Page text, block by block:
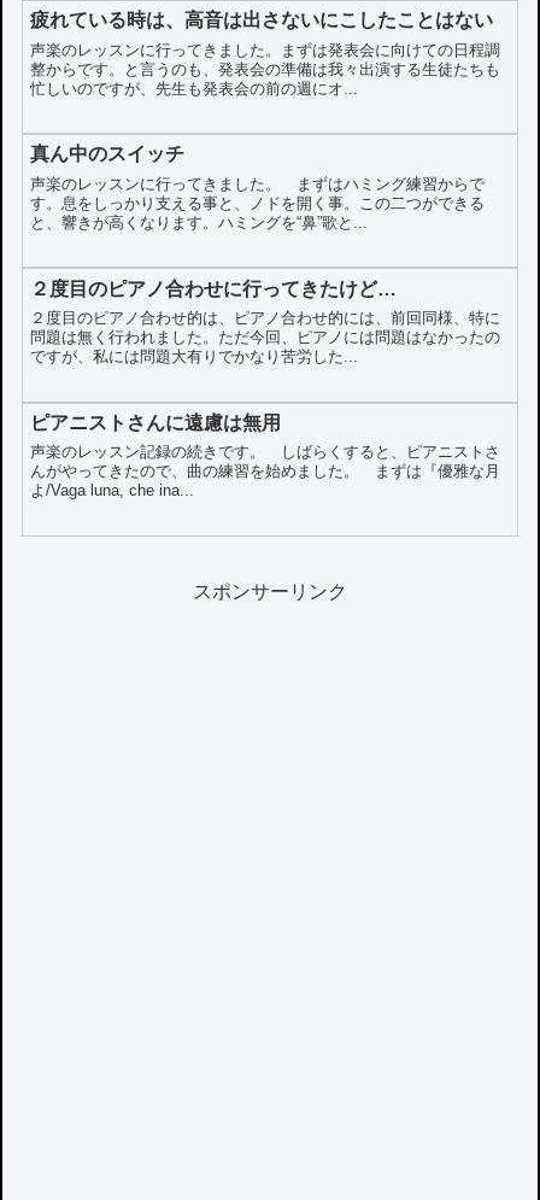
疲れている時は、高音は出さないにこしたことはない
声楽のレッスンに行ってきました。まずは発表会に向けての日程調
整からです。と言うのも、発表会の準備は我々出演する生徒たちも
忙しいのですが、先生も発表会の前の週にオ...
真ん中のスイッチ
声楽のレッスンに行ってきました。 まずはハミング練習からで
す。息をしっかり支える事と、ノドを開く事。この二つができる
と、響きが高くなります。ハミングを“鼻”歌と...
２度目のピアノ合わせに行ってきたけど…
２度目のピアノ合わせ的は、ピアノ合わせ的には、前回同様、特に
問題は無く行われました。ただ今回、ピアノには問題はなかったの
ですが、私には問題大有りでかなり苦労した...
ピアニストさんに遠慮は無用
声楽のレッスン記録の続きです。 しばらくすると、ピアニストさ
んがやってきたので、曲の練習を始めました。 まずは『優雅な月
よ/Vaga luna, che ina...
スポンサーリンク